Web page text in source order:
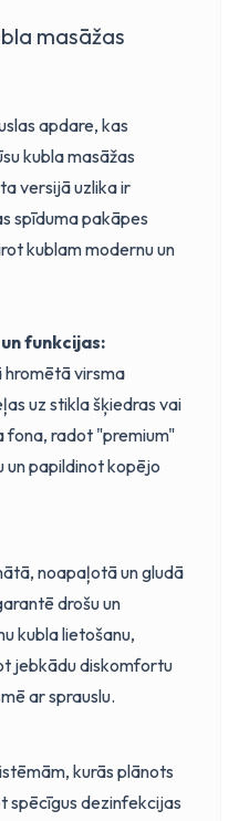
masāžas
apdare, kas
kubla masāžas
versijā uzlika ir
spīduma pakāpes
kublam modernu un
funkcijas:
hromētā virsma
uz stikla šķiedras vai
fona, radot "premium"
un papildinot kopējo
noapaļotā un gludā
drošu un
kubla lietošanu,
jebkādu diskomfortu
ar sprauslu.
kurās plānots
spēcīgus dezinfekcijas